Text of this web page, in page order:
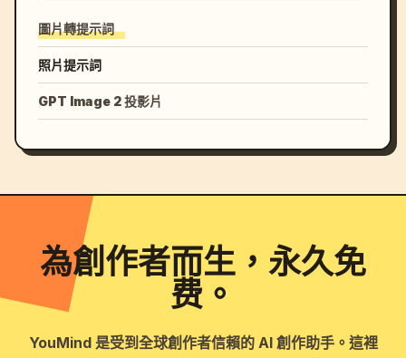
圖片轉提示詞
照片提示詞
GPT Image 2 投影片
為創作者而生，永久免
费。
YouMind 是受到全球創作者信賴的 AI 創作助手。這裡